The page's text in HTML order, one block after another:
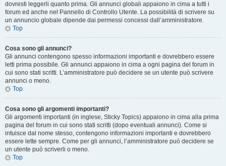
dovresti leggerli quanto prima. Gli annunci globali appaiono in cima a tutti i
forum ed anche nel Pannello di Controllo Utente. La possibilità di scrivere su
un annuncio globale dipende dai permessi concessi dall’amministratore.
Top
Cosa sono gli annunci?
Gli annunci contengono spesso informazioni importanti e dovrebbero essere
letti prima possibile. Gli annunci appaiono in cima a ogni pagina del forum in
cui sono stati scritti. L’amministratore può decidere se un utente può scrivere
annunci o meno.
Top
Cosa sono gli argomenti importanti?
Gli argomenti importanti (in inglese, Sticky Topics) appaiono in cima alla prima
pagina del forum in cui sono stati scritti (dopo eventuali annunci). Come si
intuisce dal nome stesso, contengono informazioni importanti e dovrebbero
essere lette sempre. Come per gli annunci, l’amministratore può decidere se
un utente può scriverli o meno.
Top